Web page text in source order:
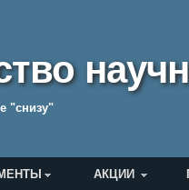
"снизу"
менюАКЦИИ